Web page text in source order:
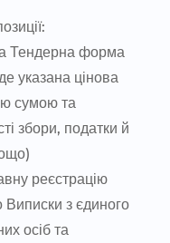
Тендерна форма
указана цінова
сумою та
збори, податки й
реєстрацію
з єдиного
осіб та